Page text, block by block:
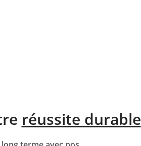
réussite durable